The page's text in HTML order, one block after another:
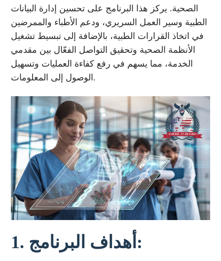
الصحية. يركز هذا البرنامج على تحسين إدارة البيانات
الطبية وسير العمل السريري، ودعم الأطباء والممرضين
في اتخاذ القرارات الطبية، بالإضافة إلى تبسيط تشغيل
الأنظمة الصحية وتحقيق التواصل الفعّال بين مقدمي
الخدمة، مما يسهم في رفع كفاءة العمليات وتسهيل
الوصول إلى المعلومات.
1. أهداف البرنامج: